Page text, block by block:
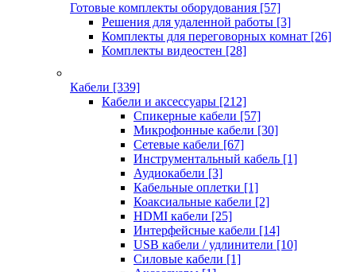
Готовые комплекты оборудования [57]
Решения для удаленной работы [3]
Комплекты для переговорных комнат [26]
Комплекты видеостен [28]
Кабели [339]
Кабели и аксессуары [212]
Спикерные кабели [57]
Микрофонные кабели [30]
Сетевые кабели [67]
Инструментальный кабель [1]
Аудиокабели [3]
Кабельные оплетки [1]
Коаксиальные кабели [2]
HDMI кабели [25]
Интерфейсные кабели [14]
USB кабели / удлинители [10]
Силовые кабели [1]